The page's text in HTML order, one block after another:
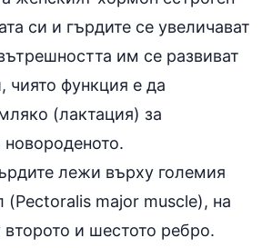
си и гърдите се увеличават
им се развиват
чиято функция е да
(лактация) за
новороденото.
лежи върху големия
(Pectoralis major muscle), на
и шестото ребро.